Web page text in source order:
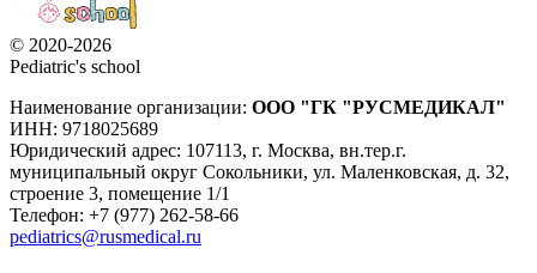
© 2020-2026
Pediatric's school
Наименование организации: ООО "ГК "РУСМЕДИКАЛ"
ИНН: 9718025689
Юридический адрес: 107113, г. Москва, вн.тер.г.
муниципальный округ Сокольники, ул. Маленковская, д. 32,
строение 3, помещение 1/1
Телефон: +7 (977) 262-58-66
pediatrics@rusmedical.ru